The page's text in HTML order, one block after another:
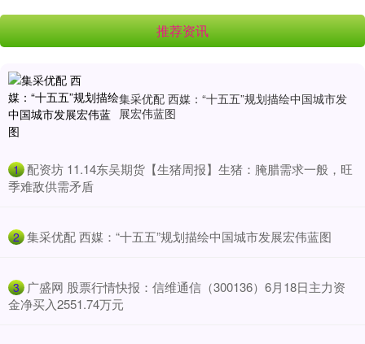
推荐资讯
集采优配 西媒：“十五五”规划描绘中国城市发
展宏伟蓝图
1 ​配资坊 11.14东吴期货【生猪周报】生猪：腌腊需求一般，旺
季难敌供需矛盾
2 ​集采优配 西媒：“十五五”规划描绘中国城市发展宏伟蓝图
3 ​广盛网 股票行情快报：信维通信（300136）6月18日主力资
金净买入2551.74万元